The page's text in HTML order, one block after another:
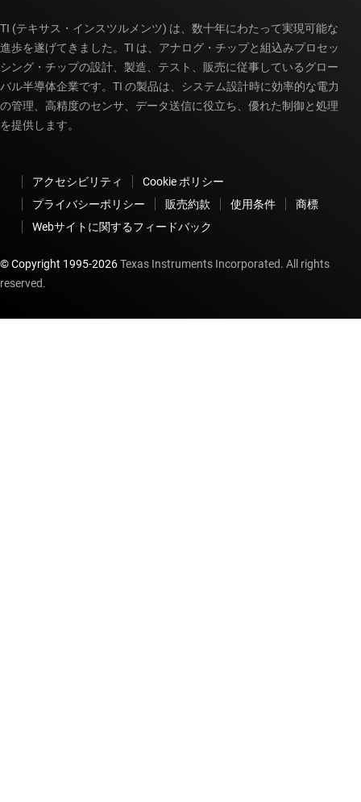
TI (テキサス・インスツルメンツ) は、数十年にわたって実現可能な
進歩を遂げてきました。TI は、アナログ・チップと組込みプロセッ
シング・チップの設計、製造、テスト、販売に従事しているグロー
バル半導体企業です。TI の製品は、システム設計時に効率的な電力
の管理、高精度のセンサ、データ送信に役立ち、優れた制御と処理
を提供します。
アクセシビリティ
Cookie ポリシー
プライバシーポリシー
販売約款 使用条件
商標
Webサイトに関するフィードバック
© Copyright 1995-2026Texas Instruments Incorporated. All rights
reserved.